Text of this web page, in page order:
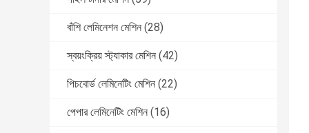
বাঁশি লেমিনেশন মেশিন (28)
স্বয়ংক্রিয় স্ট্যাকার মেশিন (42)
পিচবোর্ড লেমিনেটিং মেশিন (22)
পেপার লেমিনেটিং মেশিন (16)